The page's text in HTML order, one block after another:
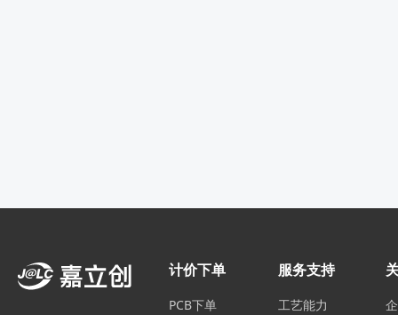
计价下单
PCB下单
服务支持
工艺能力